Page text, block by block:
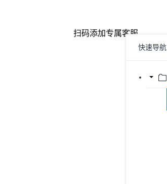
快速导航
扫码添加专属客服